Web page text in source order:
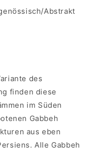
Abstrakt
des
finden diese
im Süden
Gabbeh
aus eben
Alle Gabbeh